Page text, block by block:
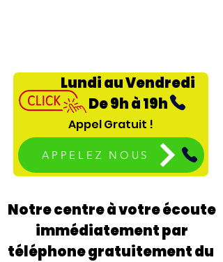
Appel Gratuit !
Lundi au Vendredi
De 9h à 19h
APPELEZ NOUS
Notre centre à votre écoute
immédiatement par
téléphone gratuitement du